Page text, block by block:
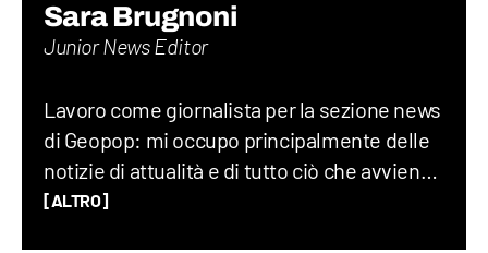
Sara Brugnoni
Junior News Editor
Lavoro come giornalista per la sezione news
di Geopop: mi occupo principalmente delle
notizie di attualità e di tutto ciò che avviene
sul Pianeta Terra, dalla geopolitica allo
[ALTRO]